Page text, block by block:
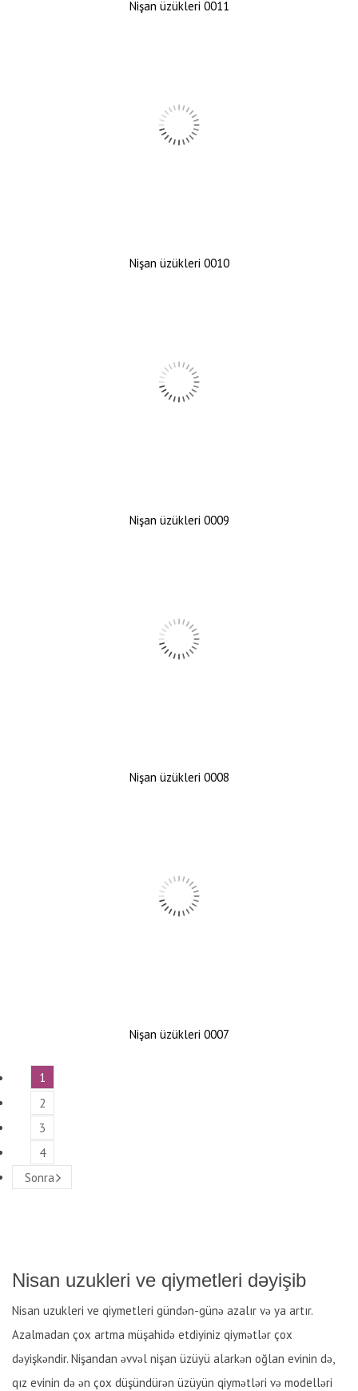
Nişan üzükleri 0011
Nişan üzükleri 0010
Nişan üzükleri 0009
Nişan üzükleri 0008
Nişan üzükleri 0007
1
2
3
4
Sonra
Nisan uzukleri ve qiymetleri dəyişib
Nisan uzukleri ve qiymetleri gündən-günə azalır və ya artır.
Azalmadan çox artma müşahidə etdiyiniz qiymətlər çox
dəyişkəndir. Nişandan əvvəl nişan üzüyü alarkən oğlan evinin də,
qız evinin də ən çox düşündürən üzüyün qiymətləri və modelləri